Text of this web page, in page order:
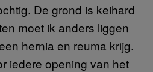
De grond is keihard
moet ik anders liggen
hernia en reuma krijg.
iedere opening van het